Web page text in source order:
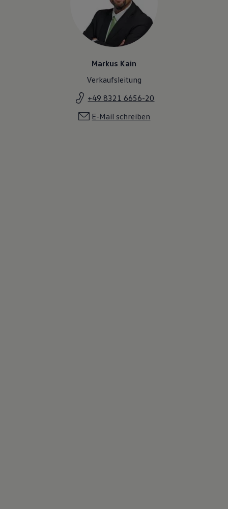
Markus Kain
Verkaufsleitung
+49 8321 6656-20
E-Mail schreiben